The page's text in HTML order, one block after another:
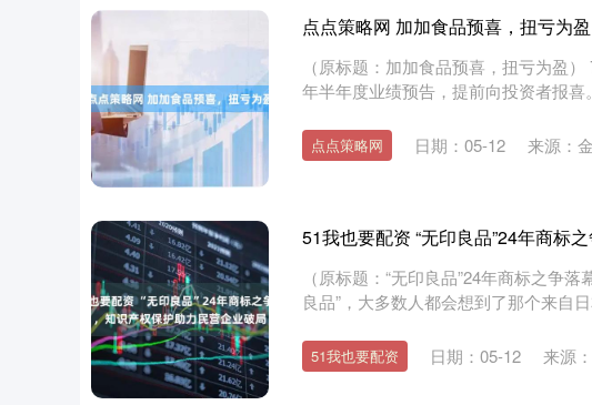
点点策略网 加加食品预喜，扭亏为盈
（原标题：加加食品预喜，扭亏为盈
年半年度业绩预告，提前向投资者报
点点策略网 日期：05-12 来源：
51我也要配资 “无印良品”24年商标
（原标题：“无印良品”24年商标之争
良品”，大多数人都会想到了那个来自
51我也要配资 日期：05-12 来源